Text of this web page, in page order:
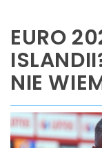
EURO
NIE